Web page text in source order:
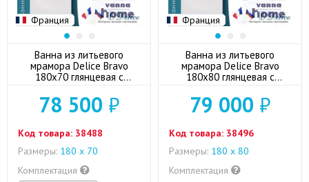
Франция
Ванна из литьевого
мрамора Delice Bravo
180x70 глянцевая с
78 500 ₽
Код товара: 38488
Размеры: 180 x 70
Комплектация
Франция
Ванна из литьевого
мрамора Delice Bravo
180x80 глянцевая с
79 000 ₽
Код товара: 38496
Размеры: 180 x 80
Комплектация